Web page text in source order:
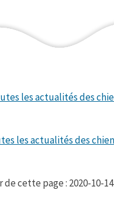
les actualités des
les actualités des
de cette page : 2020-10-14